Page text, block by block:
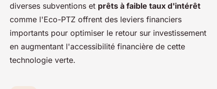
diverses subventions et prêts à faible taux d'intérêt
comme l'Eco-PTZ offrent des leviers financiers
importants pour optimiser le retour sur investissement
en augmentant l'accessibilité financière de cette
technologie verte.